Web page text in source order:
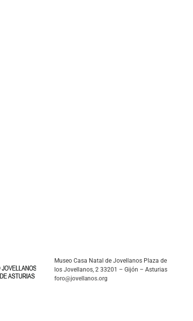
Museo Casa Natal de Jovellanos Plaza de
los Jovellanos, 2 33201 – Gijón – Asturias
foro@jovellanos.org